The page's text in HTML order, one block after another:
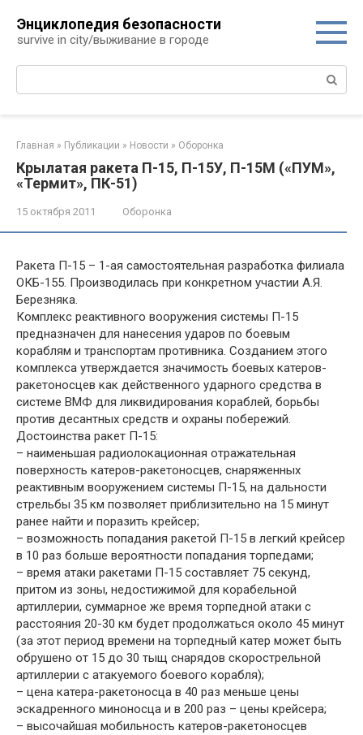
контенту
Энциклопедия безопасности
survive in city/выживание в городе
Поиск:
Главная » Публикации » Новости » Оборонка
Крылатая ракета П-15, П-15У, П-15М («ПУМ»,
«Термит», ПК-51)
15 октября 2011 Оборонка
Ракета П-15 – 1-ая самостоятельная разработка филиала
ОКБ-155. Производилась при конкретном участии А.Я.
Березняка.
Комплекс реактивного вооружения системы П-15
предназначен для нанесения ударов по боевым
кораблям и транспортам противника. Созданием этого
комплекса утверждается значимость боевых катеров-
ракетоносцев как действенного ударного средства в
системе ВМФ для ликвидирования кораблей, борьбы
против десантных средств и охраны побережий.
Достоинства ракет П-15:
– наименьшая радиолокационная отражательная
поверхность катеров-ракетоносцев, снаряженных
реактивным вооружением системы П-15, на дальности
стрельбы 35 км позволяет приблизительно на 15 минут
ранее найти и поразить крейсер;
– возможность попадания ракетой П-15 в легкий крейсер
в 10 раз больше вероятности попадания торпедами;
– время атаки ракетами П-15 составляет 75 секунд,
притом из зоны, недостижимой для корабельной
артиллерии, суммарное же время торпедной атаки с
расстояния 20-30 км будет продолжаться около 45 минут
(за этот период времени на торпедный катер может быть
обрушено от 15 до 30 тыщ снарядов скорострельной
артиллерии с атакуемого боевого корабля);
– цена катера-ракетоносца в 40 раз меньше цены
эскадренного миноносца и в 200 раз – цены крейсера;
– высочайшая мобильность катеров-ракетоносцев